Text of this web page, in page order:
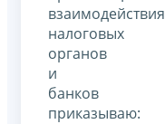
взаимодействия
налоговых
органов
и
банков
приказываю: